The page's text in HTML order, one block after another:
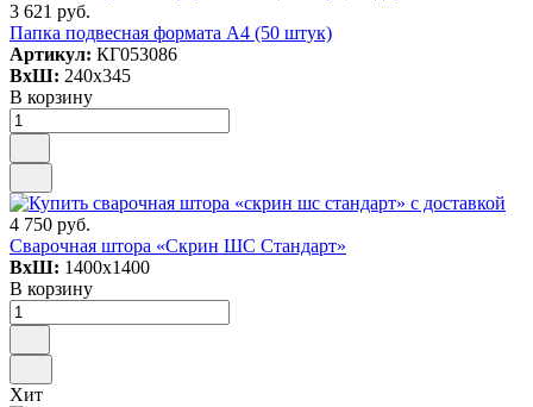
3 621 руб.
Папка подвесная формата А4 (50 штук)
Артикул: КГ053086
ВxШ: 240x345
В корзину
4 750 руб.
Сварочная штора «Скрин ШС Стандарт»
ВxШ: 1400x1400
В корзину
Хит